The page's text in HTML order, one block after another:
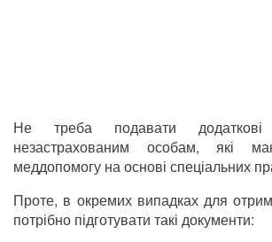
Не треба подавати
незастрахованим особам, які
меддопомогу на основі спеціальних
Проте, в окремих випадках для
потрібно підготувати такі документи: